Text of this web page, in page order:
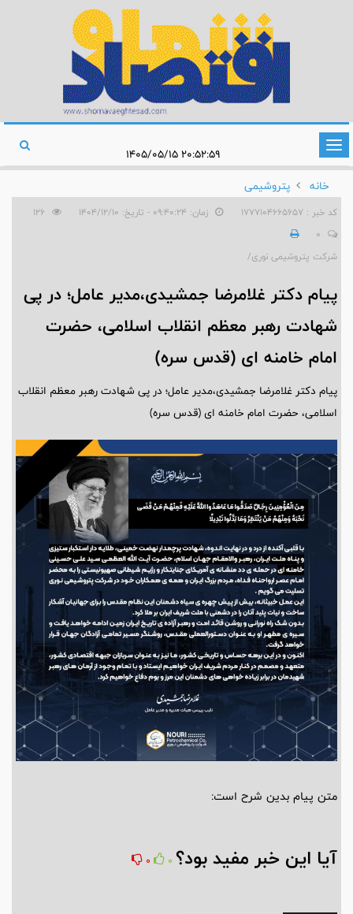
تغییر
وضعیت
ناوبری
خانه
پتروشیمی
کد خبر : 1777104665657 زمان: ۰۹:۴۰:۲۴ - تاریخ: ۱۴۰۴/۱۲/۱۰
0
شرکت پتروشیمی نوری/
پیام دکتر غلامرضا جمشیدی،مدیر عامل؛ در پی
شهادت رهبر معظم انقلاب اسلامی، حضرت
امام خامنه ای (قدس سره)
پیام دکتر غلامرضا جمشیدی،مدیر عامل؛ در پی شهادت رهبر معظم انقلاب
اسلامی، حضرت امام خامنه ای (قدس سره)
متن پیام بدین شرح است:
آیا این خبر مفید بود؟ 0
0